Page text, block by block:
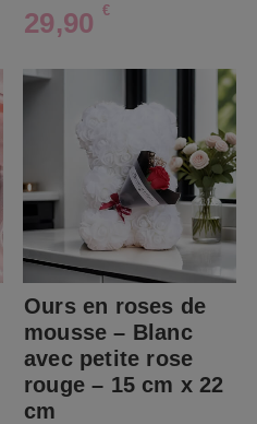
29,90 €
Ours en roses de
mousse – Blanc
avec petite rose
rouge – 15 cm x 22
cm